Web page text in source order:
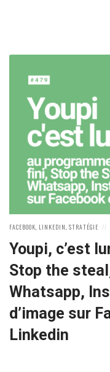
POSTED
FACEBOOK, LINKEDIN, STRATÉGIE
Youpi, c’est
Stop the
Whatsapp,
d’image sur
Linkedin